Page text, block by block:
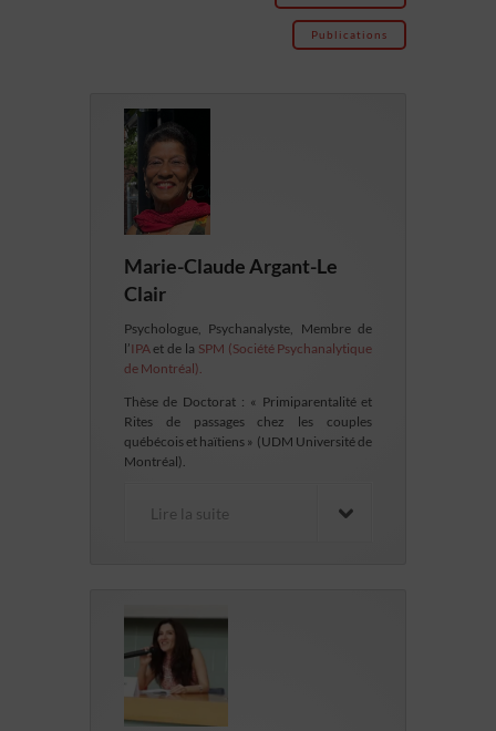
Publications
Marie-Claude Argant-Le
Clair
Psychologue, Psychanalyste, Membre de
l’IPAet de la SPM (Société Psychanalytique
de Montréal).
Thèse de Doctorat : « Primiparentalité et
Rites de passages chez les couples
québécois et haïtiens » (UDM Université de
Montréal).
Lire la suite